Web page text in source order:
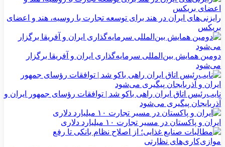
رایزنی‌های ایران در هند برای توسعه تجارت با روسیه، هند و اعضای
بریکس
دومین همایش بین‌المللی سرمایه‌گذاری ایران و آفریقا برگزار
می‌شود
نایب‌رئیس اتاق ایران راهی باکو شد | توافقات رؤسای جمهور ایران و
آذربایجان پیگیری می‌شود
ایران و پاکستان در مسیر تجارت ۱۰ میلیارد دلاری